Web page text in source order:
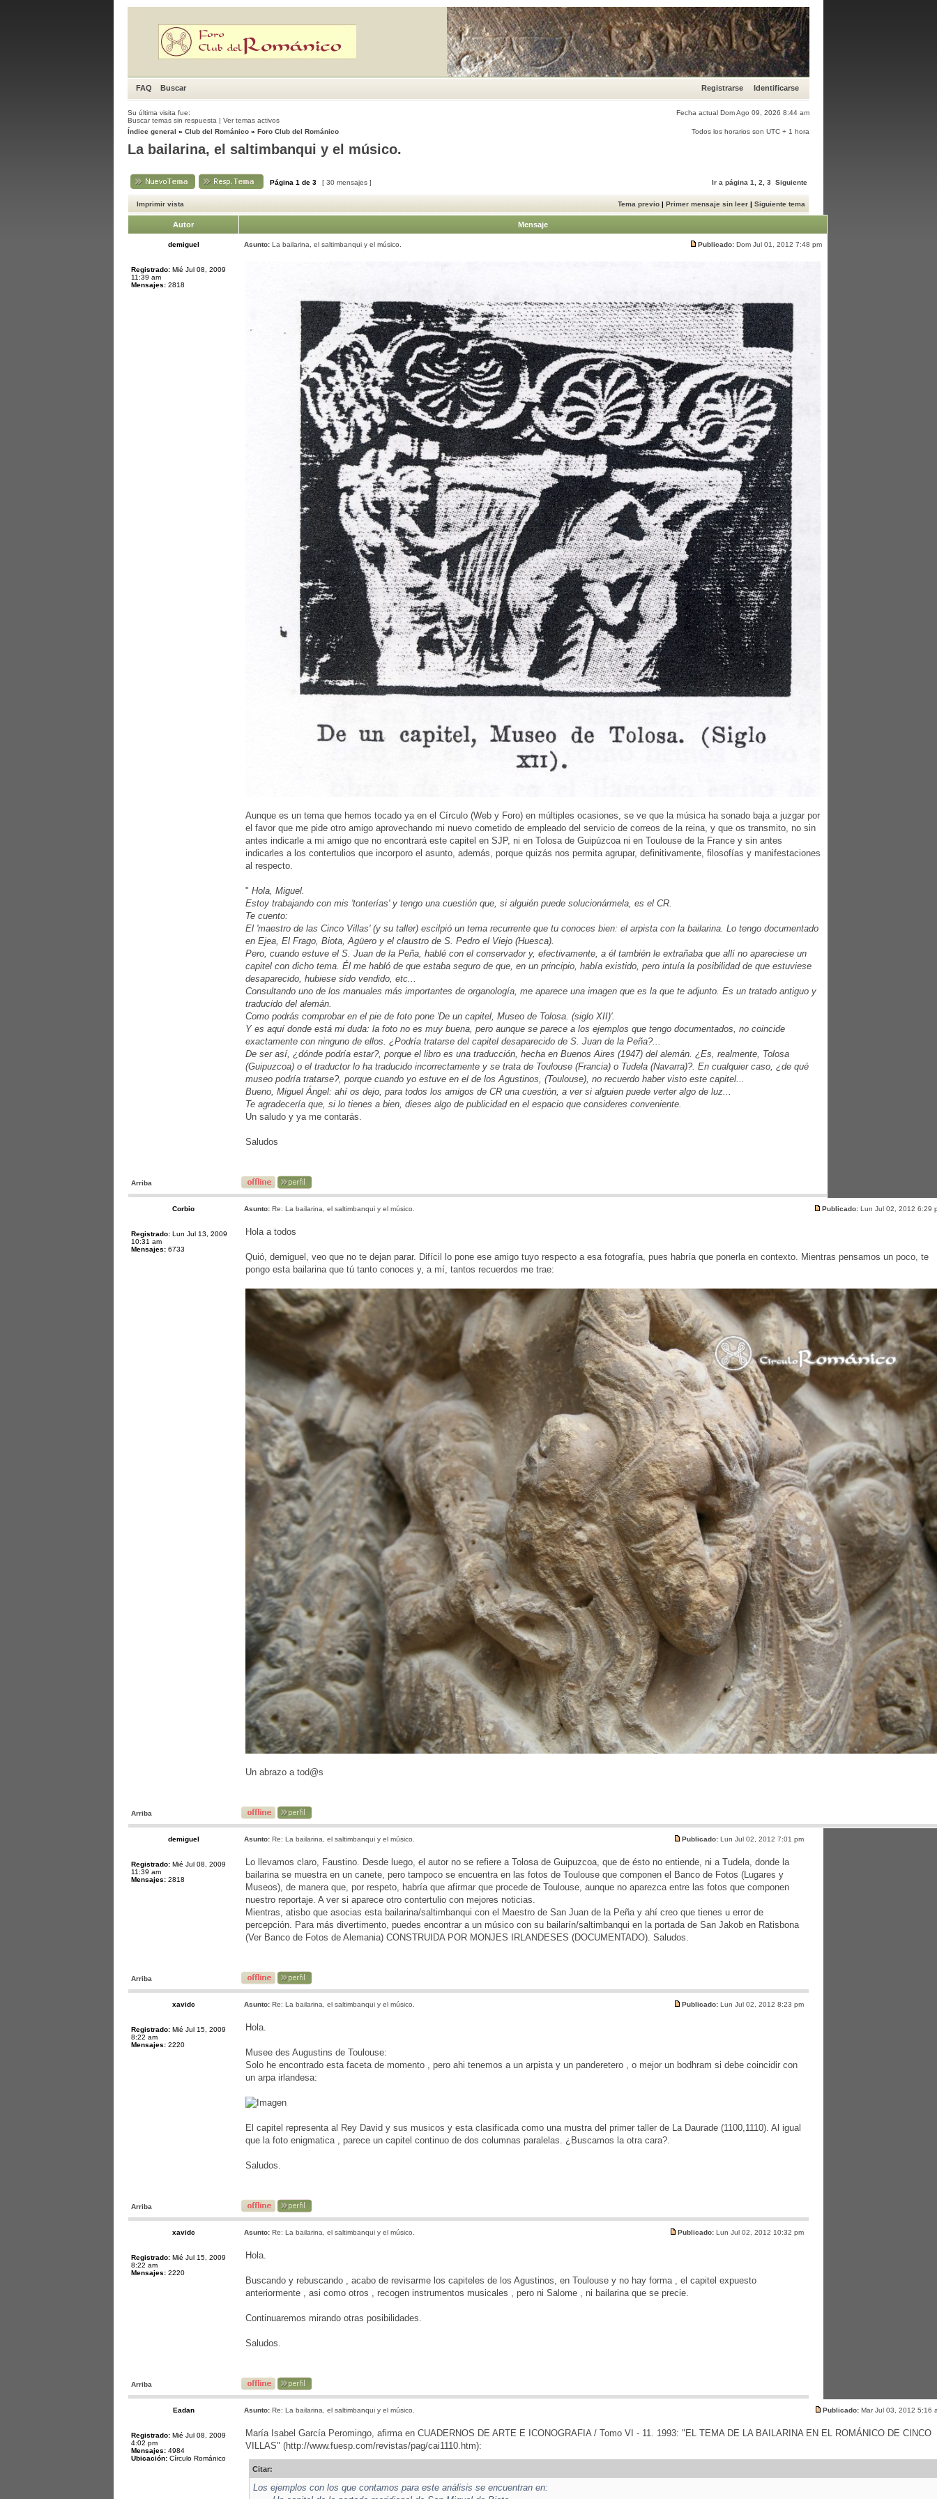
FAQ Buscar Registrarse Identificarse
Su última visita fue:
Fecha actual Dom Ago 09, 2026 8:44 am
Buscar temas sin respuesta | Ver temas activos
Índice general » Club del Románico » Foro Club del Románico Todos los horarios son UTC + 1 hora
La bailarina, el saltimbanqui y el músico.
Página 1 de 3 [ 30 mensajes ] Ir a página 1 2 3 Siguiente
Imprimir vista Tema previo | Primer mensaje sin leer | Siguiente tema
Autor Mensaje
demiguel Asunto: La bailarina, el saltimbanqui y el músico. Publicado: Dom Jul 01, 2012 7:48 pm
Registrado: Mié Jul 08, 2009
11:39 am
Mensajes: 2818
Aunque es un tema que hemos tocado ya en el Círculo (Web y Foro) en múltiples ocasiones, se ve que la música ha sonado baja a juzgar por
el favor que me pide otro amigo aprovechando mi nuevo cometido de empleado del servicio de correos de la reina, y que os transmito, no sin
antes indicarle a mi amigo que no encontrará este capitel en SJP, ni en Tolosa de Guipúzcoa ni en Toulouse de la France y sin antes
indicarles a los contertulios que incorporo el asunto, además, porque quizás nos permita agrupar, definitivamente, filosofías y manifestaciones
al respecto.
" Hola, Miguel.
Estoy trabajando con mis 'tonterías' y tengo una cuestión que, si alguién puede solucionármela, es el CR.
Te cuento:
El 'maestro de las Cinco Villas' (y su taller) escilpió un tema recurrente que tu conoces bien: el arpista con la bailarina. Lo tengo documentado
en Ejea, El Frago, Biota, Agüero y el claustro de S. Pedro el Viejo (Huesca).
Pero, cuando estuve el S. Juan de la Peña, hablé con el conservador y, efectivamente, a él también le extrañaba que allí no apareciese un
capitel con dicho tema. Él me habló de que estaba seguro de que, en un principio, había existido, pero intuía la posibilidad de que estuviese
desaparecido, hubiese sido vendido, etc...
Consultando uno de los manuales más importantes de organología, me aparece una imagen que es la que te adjunto. Es un tratado antiguo y
traducido del alemán.
Como podrás comprobar en el pie de foto pone 'De un capitel, Museo de Tolosa. (siglo XII)'.
Y es aquí donde está mi duda: la foto no es muy buena, pero aunque se parece a los ejemplos que tengo documentados, no coincide
exactamente con ninguno de ellos. ¿Podría tratarse del capitel desaparecido de S. Juan de la Peña?...
De ser así, ¿dónde podría estar?, porque el libro es una traducción, hecha en Buenos Aires (1947) del alemán. ¿Es, realmente, Tolosa
(Guipuzcoa) o el traductor lo ha traducido incorrectamente y se trata de Toulouse (Francia) o Tudela (Navarra)?. En cualquier caso, ¿de qué
museo podría tratarse?, porque cuando yo estuve en el de los Agustinos, (Toulouse), no recuerdo haber visto este capitel...
Bueno, Miguel Ángel: ahí os dejo, para todos los amigos de CR una cuestión, a ver si alguien puede verter algo de luz...
Te agradecería que, si lo tienes a bien, dieses algo de publicidad en el espacio que consideres conveniente.
Un saludo y ya me contarás.
Saludos
Arriba
Corbio Asunto: Re: La bailarina, el saltimbanqui y el músico. Publicado: Lun Jul 02, 2012 6:29
Registrado: Lun Jul 13, 2009
10:31 am
Mensajes: 6733
Hola a todos
Quió, demiguel, veo que no te dejan parar. Difícil lo pone ese amigo tuyo respecto a esa fotografía, pues habría que ponerla en contexto. Mientras pensamos un poco, te
pongo esta bailarina que tú tanto conoces y, a mí, tantos recuerdos me trae:
Un abrazo a tod@s
Arriba
demiguel Asunto: Re: La bailarina, el saltimbanqui y el músico. Publicado: Lun Jul 02, 2012 7:01 pm
Registrado: Mié Jul 08, 2009
11:39 am
Mensajes: 2818
Lo llevamos claro, Faustino. Desde luego, el autor no se refiere a Tolosa de Guipuzcoa, que de ésto no entiende, ni a Tudela, donde la
bailarina se muestra en un canete, pero tampoco se encuentra en las fotos de Toulouse que componen el Banco de Fotos (Lugares y
Museos), de manera que, por respeto, habría que afirmar que procede de Toulouse, aunque no aparezca entre las fotos que componen
nuestro reportaje. A ver si aparece otro contertulio con mejores noticias.
Mientras, atisbo que asocias esta bailarina/saltimbanqui con el Maestro de San Juan de la Peña y ahí creo que tienes u error de
percepción. Para más divertimento, puedes encontrar a un músico con su bailarín/saltimbanqui en la portada de San Jakob en Ratisbona
(Ver Banco de Fotos de Alemania) CONSTRUIDA POR MONJES IRLANDESES (DOCUMENTADO). Saludos.
Arriba
xavidc Asunto: Re: La bailarina, el saltimbanqui y el músico. Publicado: Lun Jul 02, 2012 8:23 pm
Registrado: Mié Jul 15, 2009
8:22 am
Mensajes: 2220
Hola.
Musee des Augustins de Toulouse:
Solo he encontrado esta faceta de momento , pero ahi tenemos a un arpista y un panderetero , o mejor un bodhram si debe coincidir con
un arpa irlandesa:
El capitel representa al Rey David y sus musicos y esta clasificada como una mustra del primer taller de La Daurade (1100,1110). Al igual
que la foto enigmatica , parece un capitel continuo de dos columnas paralelas. ¿Buscamos la otra cara?.
Saludos.
Arriba
xavidc Asunto: Re: La bailarina, el saltimbanqui y el músico. Publicado: Lun Jul 02, 2012 10:32 pm
Registrado: Mié Jul 15, 2009
8:22 am
Mensajes: 2220
Hola.
Buscando y rebuscando , acabo de revisarme los capiteles de los Agustinos, en Toulouse y no hay forma , el capitel expuesto
anteriormente , asi como otros , recogen instrumentos musicales , pero ni Salome , ni bailarina que se precie.
Continuaremos mirando otras posibilidades.
Saludos.
Arriba
Eadan Asunto: Re: La bailarina, el saltimbanqui y el músico. Publicado: Mar Jul 03, 2012 5:16
Registrado: Mié Jul 08, 2009
4:02 pm
Mensajes: 4984
Ubicación: Círculo Románico
María Isabel García Peromingo, afirma en CUADERNOS DE ARTE E ICONOGRAFIA / Tomo VI - 11. 1993: "EL TEMA DE LA BAILARINA EN EL ROMÁNICO DE CINCO
VILLAS" (http://www.fuesp.com/revistas/pag/cai1110.htm):
Citar:
Los ejemplos con los que contamos para este análisis se encuentran en: